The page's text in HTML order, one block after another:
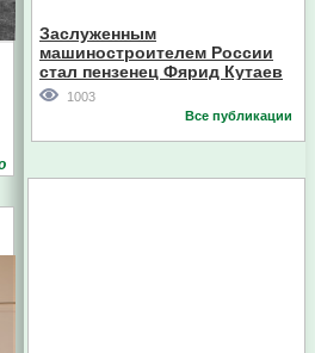
Заслуженным
машиностроителем России
стал пензенец Фярид Кутаев
1003
Все публикации